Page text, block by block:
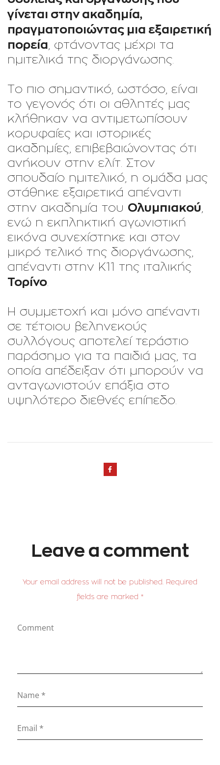
γίνεται στην ακαδημία,
πραγματοποιώντας μια εξαιρετική
πορεία , φτάνοντας μέχρι τα
ημιτελικά της διοργάνωσης.
Το πιο σημαντικό, ωστόσο, είναι
το γεγονός ότι οι αθλητές μας
κλήθηκαν να αντιμετωπίσουν
κορυφαίες και ιστορικές
ακαδημίες, επιβεβαιώνοντας ότι
ανήκουν στην ελίτ. Στον
σπουδαίο ημιτελικό, η ομάδα μας
στάθηκε εξαιρετικά απέναντι
στην ακαδημία του Ολυμπιακού
ενώ η εκπληκτική αγωνιστική
εικόνα συνεχίστηκε και στον
μικρό τελικό της διοργάνωσης,
απέναντι στην Κ11 της ιταλικής
Τορίνο
Η συμμετοχή και μόνο απέναντι
σε τέτοιου βεληνεκούς
συλλόγους αποτελεί τεράστιο
παράσημο για τα παιδιά μας, τα
οποία απέδειξαν ότι μπορούν να
ανταγωνιστούν επάξια στο
υψηλότερο διεθνές επίπεδο.
Leave a comment
Your email address will not be published. Required
fields are marked *